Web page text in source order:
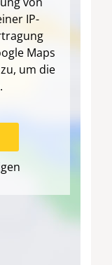
IP-
Maps
um die